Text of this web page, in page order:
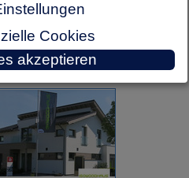
Köln Hausnummer 21
Cookies
akzeptieren